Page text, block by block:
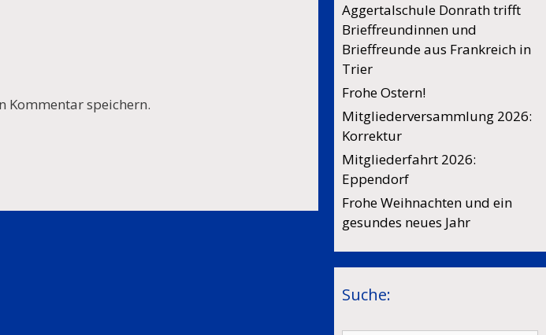
Kommentar speichern.
Aggertalschule Donrath trifft
Brieffreundinnen und
Brieffreunde aus Frankreich in
Trier
Frohe Ostern!
Mitgliederversammlung 2026:
Korrektur
Mitgliederfahrt 2026:
Eppendorf
Frohe Weihnachten und ein
gesundes neues Jahr
Suche: